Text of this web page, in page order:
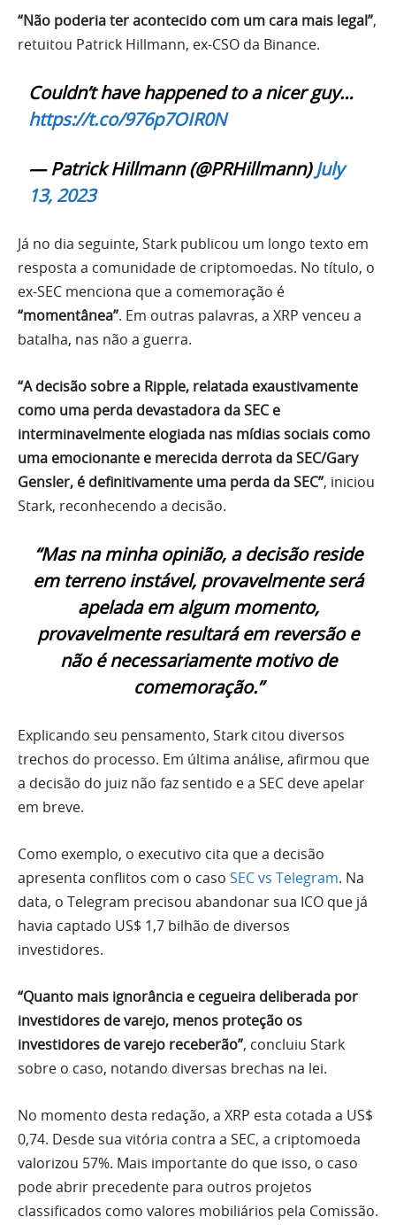
“Não poderia ter acontecido com um cara mais legal”,
retuitou Patrick Hillmann, ex-CSO da Binance.
Couldn’t have happened to a nicer guy…
https://t.co/976p7OIR0N
— Patrick Hillmann (@PRHillmann)July
13, 2023
Já no dia seguinte, Stark publicou um longo texto em
resposta a comunidade de criptomoedas. No título, o
ex-SEC menciona que a comemoração é
“momentânea”. Em outras palavras, a XRP venceu a
batalha, nas não a guerra.
“A decisão sobre a Ripple, relatada exaustivamente
como uma perda devastadora da SEC e
interminavelmente elogiada nas mídias sociais como
uma emocionante e merecida derrota da SEC/Gary
Gensler, é definitivamente uma perda da SEC”, iniciou
Stark, reconhecendo a decisão.
“Mas na minha opinião, a decisão reside
em terreno instável, provavelmente será
apelada em algum momento,
provavelmente resultará em reversão e
não é necessariamente motivo de
comemoração.”
Explicando seu pensamento, Stark citou diversos
trechos do processo. Em última análise, afirmou que
a decisão do juiz não faz sentido e a SEC deve apelar
em breve.
Como exemplo, o executivo cita que a decisão
apresenta conflitos com o caso SEC vs Telegram. Na
data, o Telegram precisou abandonar sua ICO que já
havia captado US$ 1,7 bilhão de diversos
investidores.
“Quanto mais ignorância e cegueira deliberada por
investidores de varejo, menos proteção os
investidores de varejo receberão”, concluiu Stark
sobre o caso, notando diversas brechas na lei.
No momento desta redação, a XRP esta cotada a US$
0,74. Desde sua vitória contra a SEC, a criptomoeda
valorizou 57%. Mais importante do que isso, o caso
pode abrir precedente para outros projetos
classificados como valores mobiliários pela Comissão.